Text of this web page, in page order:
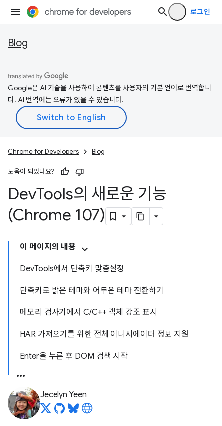
로그인
Blog
Google은 AI 기술을 사용하여 콘텐츠를 사용자의 기본 언어로 번역합니
다. AI 번역에는 오류가 있을 수 있습니다.
Chrome for Developers Blog
도움이 되었나요?
DevTools의 새로운 기능
(Chrome 107)
이 페이지의 내용
DevTools에서 단축키 맞춤설정
단축키로 밝은 테마와 어두운 테마 전환하기
메모리 검사기에서 C/C++ 객체 강조 표시
HAR 가져오기를 위한 전체 이니시에이터 정보 지원
Enter을 누른 후 DOM 검색 시작
Jecelyn Yeen